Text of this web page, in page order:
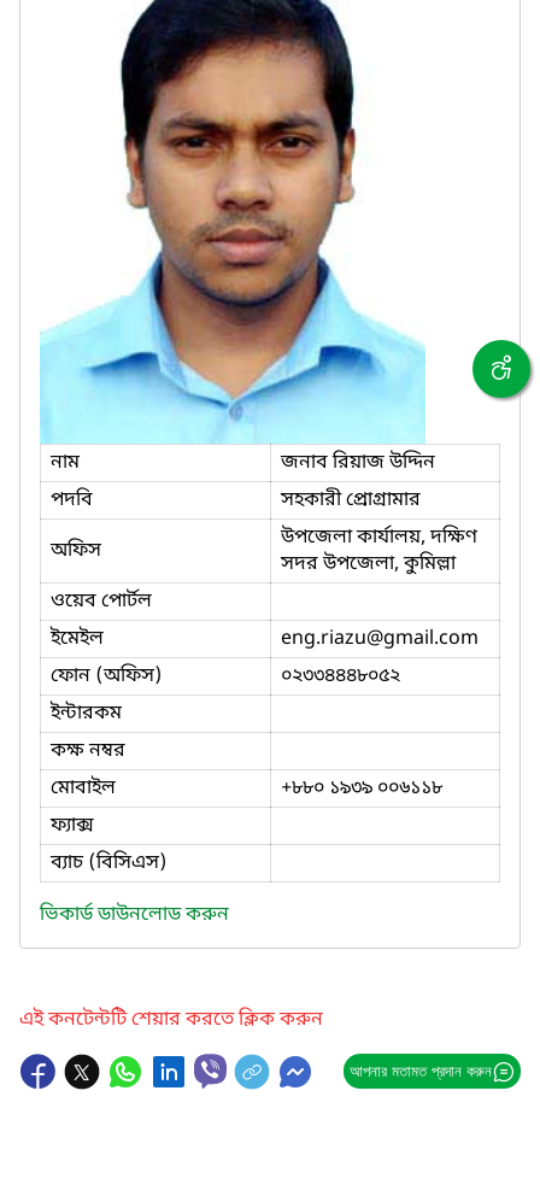
নাম
জনাব রিয়াজ উদ্দিন
পদবি
সহকারী প্রোগ্রামার
অফিস
উপজেলা কার্যালয়, দক্ষিণ
সদর উপজেলা, কুমিল্লা
ওয়েব পোর্টল
ইমেইল
eng.riazu@gmail.com
ফোন (অফিস)
০২৩৩৪৪৪৮০৫২
ইন্টারকম
কক্ষ নম্বর
মোবাইল
+৮৮০ ১৯৩৯ ০০৬১১৮
ফ্যাক্স
ব্যাচ (বিসিএস)
ভিকার্ড ডাউনলোড করুন
এই কনটেন্টটি শেয়ার করতে ক্লিক করুন
আপনার মতামত প্রদান করুন